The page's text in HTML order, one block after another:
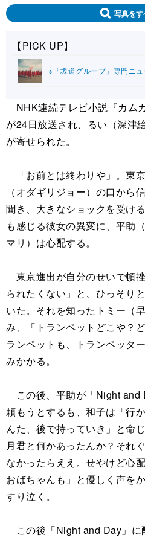
写真をす
【PICK UP】
※「坂道グループ」専門ニュ
NHK連続テレビ小説『カム
が24日放送され、るい（深津
が寄せられた。
「お前とは終わりや」。東
（オダギリジョー）の口から
聞き、大きなショックを受け
も感じる彼女の異変に、平助
マリ）は心配する。
東京進出が自分のせいで頓
られたくない」と、ひっそり
いた。それを知ったトミー（
み、「トランペットどこや？
ランペットも、トランペッタ
みかかる。
この後、平助が「Night and
頼もうとするも、和子は「行
んた、後で持っていき」と命
月君と何かあったんか？それ
なかったらええ。せやけど心
おばちゃんも」と優しく声を
すり泣く。
この後「Night and Day」に